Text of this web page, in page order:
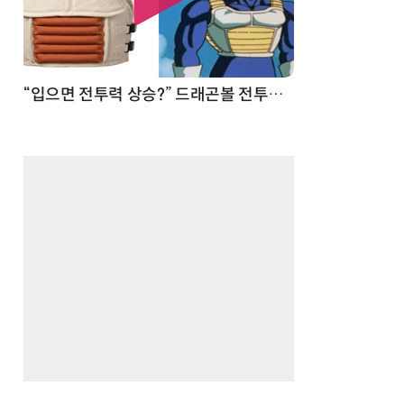
“입으면 전투력 상승?” 드래곤볼 전투복 닮은 중량조끼